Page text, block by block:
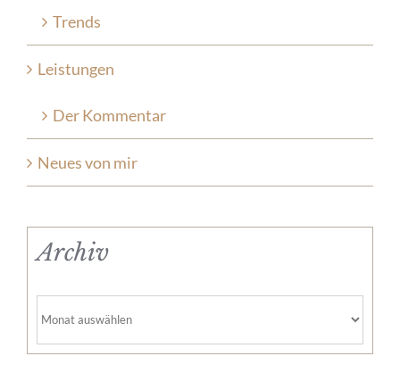
Trends
Leistungen
Der Kommentar
Neues von mir
Archiv